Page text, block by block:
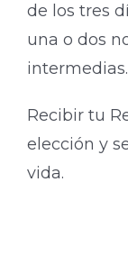
de los tres
una o dos
intermedias.
Recibir tu
elección y
vida.